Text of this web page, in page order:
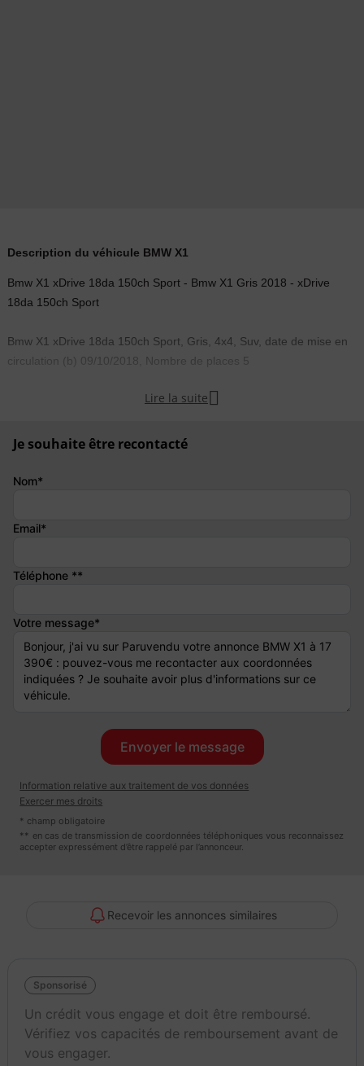
Description du véhicule BMW X1
Bmw X1 xDrive 18da 150ch Sport - Bmw X1 Gris 2018 - xDrive
18da 150ch Sport
Bmw X1 xDrive 18da 150ch Sport, Gris, 4x4, Suv, date de mise en
circulation (b) 09/10/2018, Nombre de places 5
COMMENTAIRE :
- BON ETAT GENERAL
- NON FUMEUR
- POSSIBILITE D'EXTENSION DE GARANTIE JUSQU'A 60 MOIS
- FRAIS DE MISE EN MAIN 390euro (voir conditions en agence)
Lire la suite 
Je souhaite être recontacté
Nom*
Email*
Téléphone **
Votre message*
Information relative aux traitement de vos données
Exercer mes droits
* champ obligatoire
** en cas de transmission de coordonnées téléphoniques vous reconnaissez
accepter expressément d’être rappelé par l’annonceur.
Recevoir les annonces similaires
Sponsorisé
Un crédit vous engage et doit être remboursé.
Vérifiez vos capacités de remboursement avant de
vous engager.